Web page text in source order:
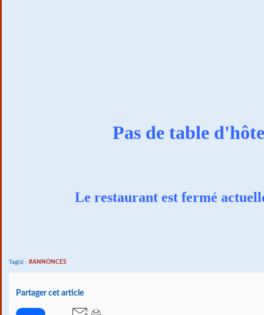
Pas de table d'hôte
Le restaurant est fermé
Tag(s) : #ANNONCES
Partager cet article